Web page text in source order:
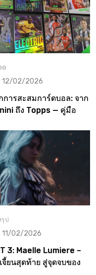
12/02/2026
การสะสมการ์ดบอล: จาก
ถึง Topps — คู่มือ
ป
11/02/2026
3: Maelle Lumiere –
จี้ยนสุดท้าย สู่จุดจบของ